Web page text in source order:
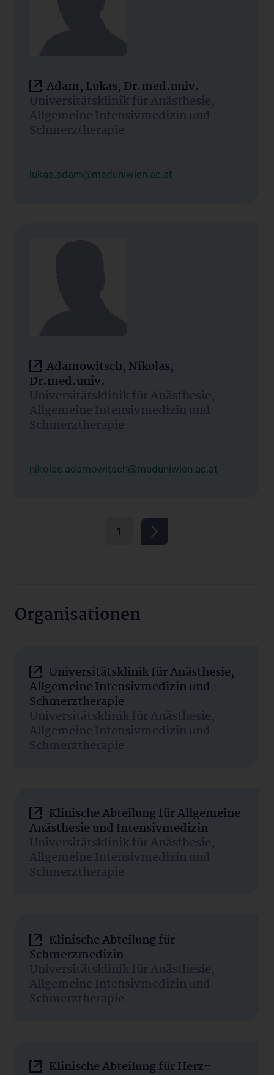
Adam, Lukas, Dr.med.univ.
Universitätsklinik für Anästhesie,
Allgemeine Intensivmedizin und
Schmerztherapie
lukas.adam@meduniwien.ac.at
Adamowitsch, Nikolas,
Dr.med.univ.
Universitätsklinik für Anästhesie,
Allgemeine Intensivmedizin und
Schmerztherapie
nikolas.adamowitsch@meduniwien.ac.at
1
Organisationen
Universitätsklinik für Anästhesie,
Allgemeine Intensivmedizin und
Schmerztherapie
Universitätsklinik für Anästhesie,
Allgemeine Intensivmedizin und
Schmerztherapie
Klinische Abteilung für Allgemeine
Anästhesie und Intensivmedizin
Universitätsklinik für Anästhesie,
Allgemeine Intensivmedizin und
Schmerztherapie
Klinische Abteilung für
Schmerzmedizin
Universitätsklinik für Anästhesie,
Allgemeine Intensivmedizin und
Schmerztherapie
Klinische Abteilung für Herz-